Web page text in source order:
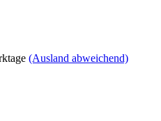
(Ausland abweichend)